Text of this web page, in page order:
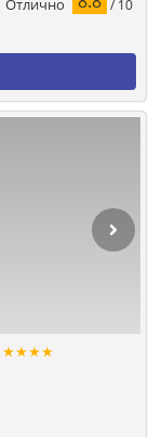
/ 10
★★★★